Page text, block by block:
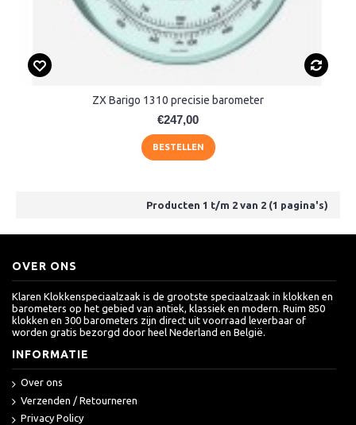
ZX Barigo 1310 precisie barometer
€247,00
BESTELLEN
Producten 1 t/m 2 van 2 (1 pagina's)
OVER ONS
Klaren Klokkenspeciaalzaak is de grootste speciaalzaak in klokken en
barometers op het gebied van antiek, klassiek en modern. Ruim 850
klokken en 300 barometers zijn direct uit voorraad leverbaar of
worden gratis bezorgd door heel Nederland en België.
INFORMATIE
Over ons
Verzenden / Retourneren
Privacy Policy